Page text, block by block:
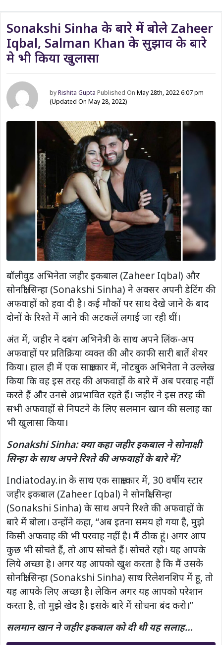
Sonakshi Sinha के बारे में बोले Zaheer
Iqbal, Salman Khan के सुझाव के बारे
मे भी किया खुलासा
byRishita Gupta Published OnMay 28th, 2022 6:07 pm
(Updated On May 28, 2022)
बॉलीवुड अभिनेता जहीर इकबाल (Zaheer Iqbal) और
सोनाक्षी सिन्हा (Sonakshi Sinha) ने अक्सर अपनी डेटिंग की
अफवाहों को हवा दी है। कई मौकों पर साथ देखे जाने के बाद
दोनों के रिश्ते में आने की अटकलें लगाई जा रही थीं।
अंत में, जहीर ने दबंग अभिनेत्री के साथ अपने लिंक-अप
अफवाहों पर प्रतिक्रिया व्यक्त की और काफी सारी बातें शेयर
किया। हाल ही में एक साक्षात्कार में, नोटबुक अभिनेता ने उल्लेख
किया कि वह इस तरह की अफवाहों के बारे में अब परवाह नहीं
करते हैं और उनसे अप्रभावित रहते हैं। जहीर ने इस तरह की
सभी अफवाहों से निपटने के लिए सलमान खान की सलाह का
भी खुलासा किया।
Sonakshi Sinha: क्या कहा जहीर इकबाल ने सोनाक्षी
सिन्हा के साथ अपने रिश्ते की अफवाहों के बारे में?
Indiatoday.in के साथ एक साक्षात्कार में, 30 वर्षीय स्टार
जहीर इकबाल (Zaheer Iqbal) ने सोनाक्षी सिन्हा
(Sonakshi Sinha) के साथ अपने रिश्ते की अफवाहों के
बारे में बोला। उन्होंने कहा, “अब इतना समय हो गया है, मुझे
किसी अफवाह की भी परवाह नहीं है। मैं ठीक हूं। अगर आप
कुछ भी सोचते हैं, तो आप सोचते हैं। सोचते रहो। यह आपके
लिये अच्छा हॆ। अगर यह आपको खुश करता है कि मैं उसके
सोनाक्षी सिन्हा (Sonakshi Sinha) साथ रिलेशनशिप में हू, तो
यह आपके लिए अच्छा है। लेकिन अगर यह आपको परेशान
करता है, तो मुझे खेद है। इसके बारे में सोचना बंद करो।”
सलमान खान ने जहीर इकबाल को दी थी यह सलाह…